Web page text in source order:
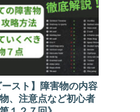
ースト】障害物の内容
、注意点など初心者